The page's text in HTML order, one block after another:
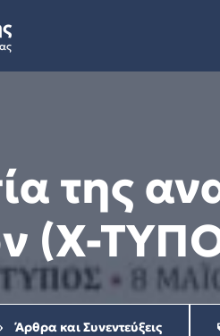
της
(Χ-
Άρθρα και Συνεντεύξεις